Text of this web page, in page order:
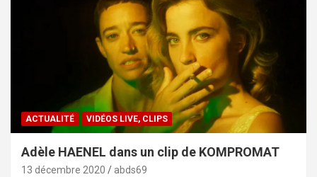
ACTUALITÉ VIDÉOS LIVE, CLIPS
Adèle HAENEL dans un clip de KOMPROMAT
13 décembre 2020 abds69